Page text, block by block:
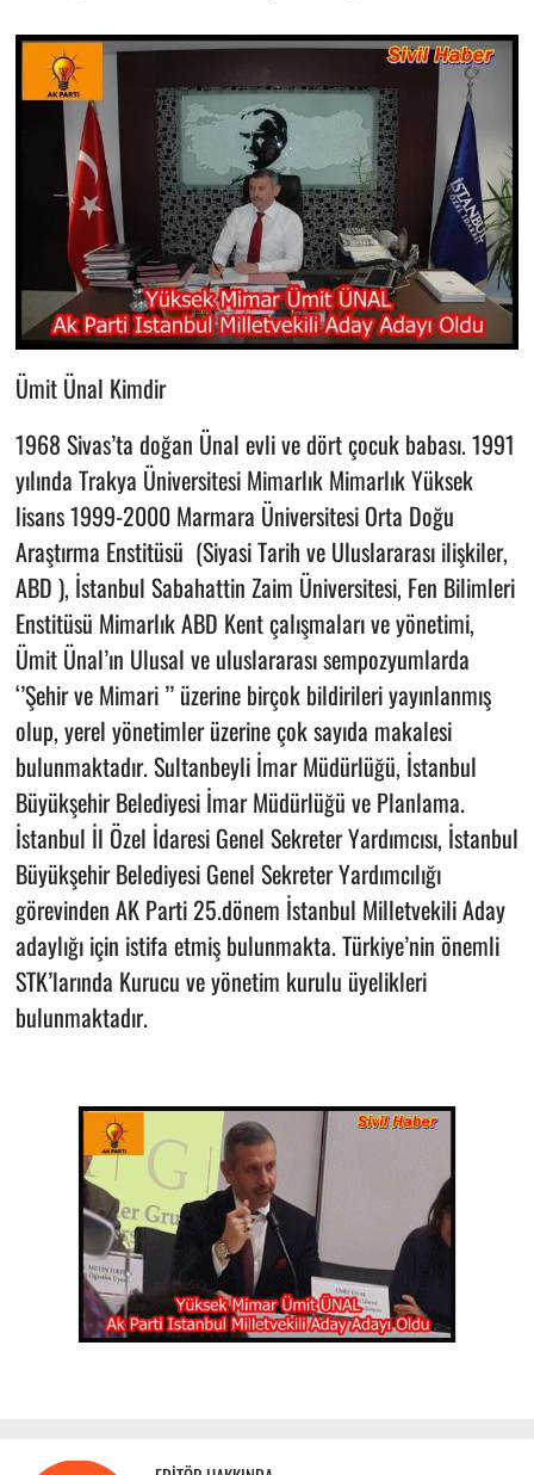
Ümit Ünal Kimdir
1968 Sivas’ta doğan Ünal evli ve dört çocuk babası. 1991
yılında Trakya Üniversitesi Mimarlık Mimarlık Yüksek
lisans 1999-2000 Marmara Üniversitesi Orta Doğu
Araştırma Enstitüsü (Siyasi Tarih ve Uluslararası ilişkiler,
ABD ), İstanbul Sabahattin Zaim Üniversitesi, Fen Bilimleri
Enstitüsü Mimarlık ABD Kent çalışmaları ve yönetimi,
Ümit Ünal’ın Ulusal ve uluslararası sempozyumlarda
‘’Şehir ve Mimari ’’ üzerine birçok bildirileri yayınlanmış
olup, yerel yönetimler üzerine çok sayıda makalesi
bulunmaktadır. Sultanbeyli İmar Müdürlüğü, İstanbul
Büyükşehir Belediyesi İmar Müdürlüğü ve Planlama.
İstanbul İl Özel İdaresi Genel Sekreter Yardımcısı, İstanbul
Büyükşehir Belediyesi Genel Sekreter Yardımcılığı
görevinden AK Parti 25.dönem İstanbul Milletvekili Aday
adaylığı için istifa etmiş bulunmakta. Türkiye’nin önemli
STK’larında Kurucu ve yönetim kurulu üyelikleri
bulunmaktadır.